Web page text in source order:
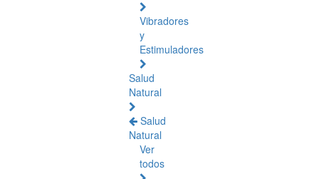
Vibradores
y
Estimuladores
Salud
Natural
Salud
Natural
Ver
todos